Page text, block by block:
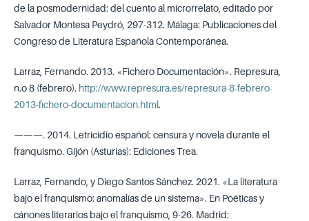
de la posmodernidad: del cuento al microrrelato, editado por
Salvador Montesa Peydró, 297-312. Málaga: Publicaciones del
Congreso de Literatura Española Contemporánea.
Larraz, Fernando. 2013. «Fichero Documentación». Represura,
n.o 8 (febrero). http://www.represura.es/represura-8-febrero-
2013-fichero-documentacion.html.
———. 2014. Letricidio español: censura y novela durante el
franquismo. Gijón (Asturias): Ediciones Trea.
Larraz, Fernando, y Diego Santos Sánchez. 2021. «La literatura
bajo el franquismo: anomalías de un sistema». En Poéticas y
cánones literarios bajo el franquismo, 9-26. Madrid: